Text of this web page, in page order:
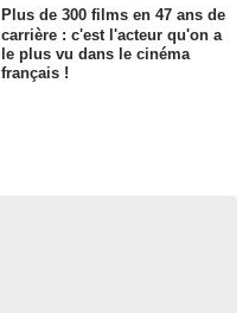
Plus de 300 films en 47 ans de
carrière : c'est l'acteur qu'on a
le plus vu dans le cinéma
français !